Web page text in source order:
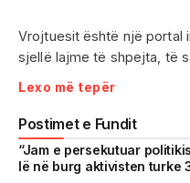
Vrojtuesit është një portal
sjellë lajme të shpejta, të
treguar realitetin pa
ngjarjet e aktualitetit,
qytetare dhe zhvillimet që
përditshme të shqiptarëve.
Lexo më tepër
Postimet e Fundit
“Jam e persekutuar
lë në burg aktivisten turke